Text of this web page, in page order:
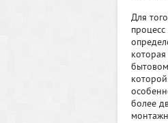
Для
более